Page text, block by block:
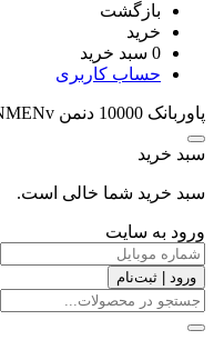
بازگشت
خرید
0 سبد خرید
حساب کاربری
پاوربانک 10000 دنمن vDENMENv مدل DP09
سبد خرید
سبد خرید شما خالی است.
ورود به سایت
ورود | ثبت‌نام